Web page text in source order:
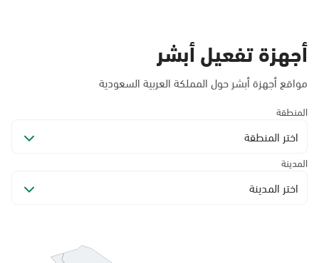
أجهزة تفعيل أبشر
مواقع أجهزة أبشر حول المملكة العربية السعودية
المنطقة
اختر المنطقة
المدينة
اختر المدينة